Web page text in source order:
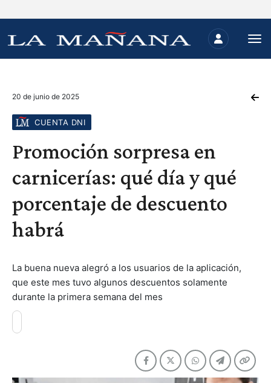
20 de junio de 2025
CUENTA DNI
Promoción sorpresa en
carnicerías: qué día y qué
porcentaje de descuento
habrá
La buena nueva alegró a los usuarios de la aplicación,
que este mes tuvo algunos descuentos solamente
durante la primera semana del mes